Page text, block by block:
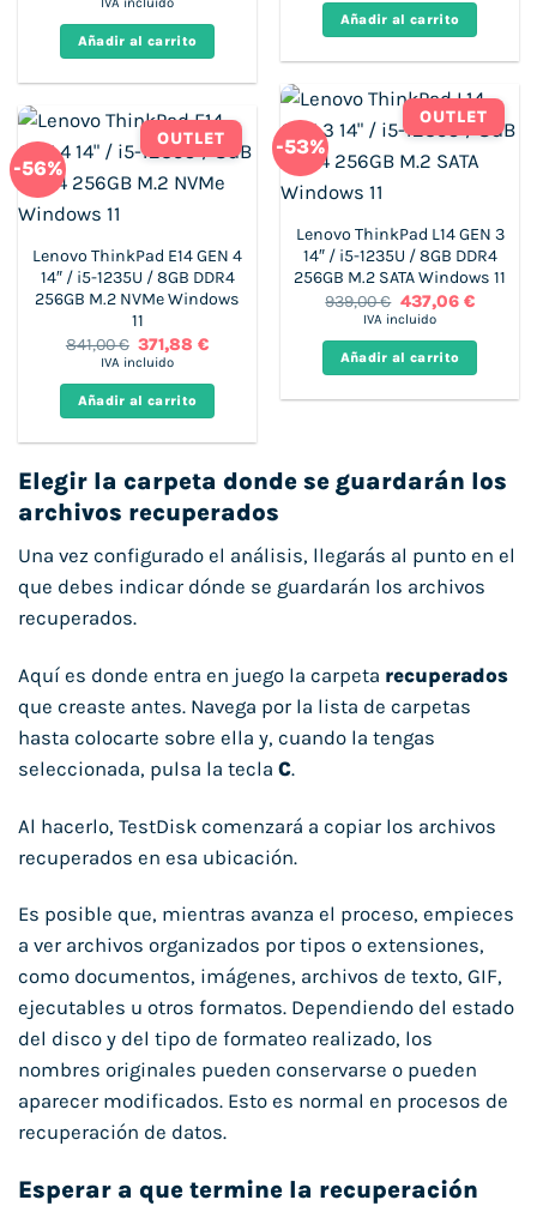
era:
1.800,00 €.
Añadir al carrito
era:
839,00 €.
es:
399,00
Añadir al carrito
-53%
OUTLET
Lenovo ThinkPad L14 GEN 3
14″ / i5-1235U / 8GB DDR4
256GB M.2 SATA Windows 11
939,00€ El
precio
era:
939,00 €.
437,06 €El
es:
437,06
IVA incluido
Añadir al carrito
-56%
OUTLET
Lenovo ThinkPad E14 GEN 4
14″ / i5-1235U / 8GB DDR4
256GB M.2 NVMe Windows
11
841,00€ El
precio
era:
841,00 €.
371,88€El
es:
371,88 €.
IVA incluido
Añadir al carrito
Elegir la carpeta donde se guardarán los
archivos recuperados
Una vez configurado el análisis, llegarás al punto en el
que debes indicar dónde se guardarán los archivos
recuperados.
Aquí es donde entra en juego la carpeta recuperados
que creaste antes. Navega por la lista de carpetas
hasta colocarte sobre ella y, cuando la tengas
seleccionada, pulsa la tecla C.
Al hacerlo, TestDisk comenzará a copiar los archivos
recuperados en esa ubicación.
Es posible que, mientras avanza el proceso, empieces
a ver archivos organizados por tipos o extensiones,
como documentos, imágenes, archivos de texto, GIF,
ejecutables u otros formatos. Dependiendo del estado
del disco y del tipo de formateo realizado, los
nombres originales pueden conservarse o pueden
aparecer modificados. Esto es normal en procesos de
recuperación de datos.
Esperar a que termine la recuperación